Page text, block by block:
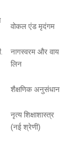
वोकल एंड मृदंगम
नागस्वरम और वाय
लिन
शैक्षणिक अनुसंधान
नृत्य शिक्षाशास्त्र
(नई श्रेणी)